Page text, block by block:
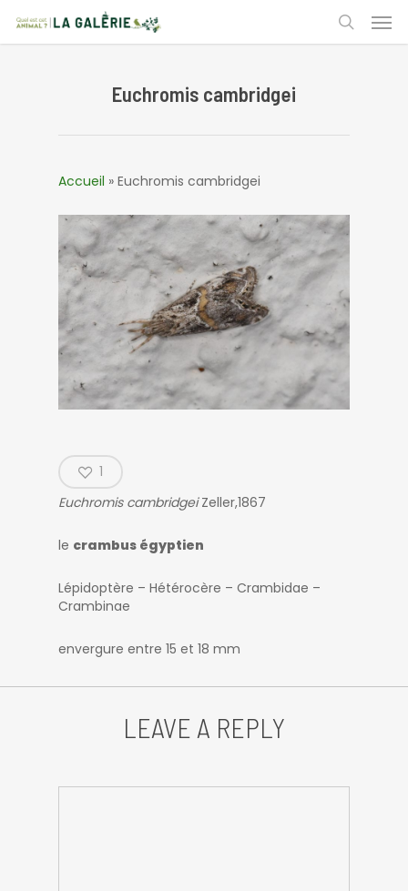
main
search
Euchromis cambridgei
Accueil » Euchromis cambridgei
1
Euchromis cambridgeiZeller,1867
le crambus égyptien
Lépidoptère – Hétérocère – Crambidae –
Crambinae
envergure entre 15 et 18 mm
LEAVE A REPLY